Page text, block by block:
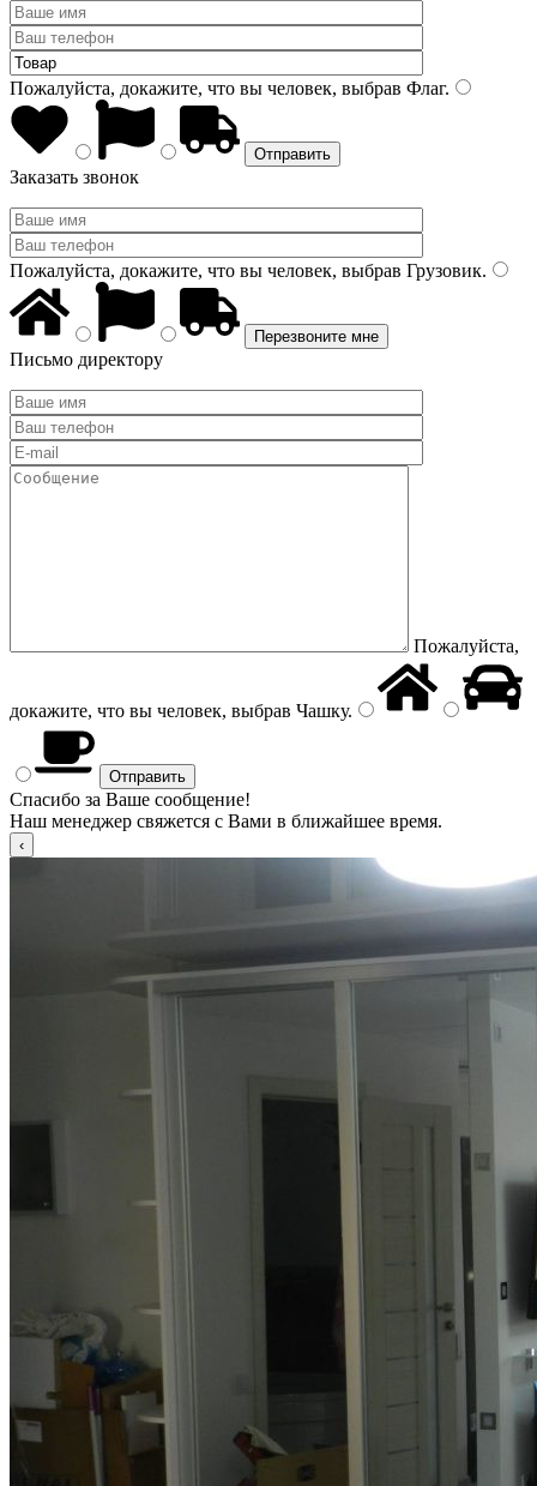
Пожалуйста, докажите, что вы человек, выбрав Флаг.
Заказать звонок
Пожалуйста, докажите, что вы человек, выбрав Грузовик.
Письмо директору
Пожалуйста,
докажите, что вы человек, выбрав Чашку.
Спасибо за Ваше сообщение!
Наш менеджер свяжется с Вами в ближайшее время.